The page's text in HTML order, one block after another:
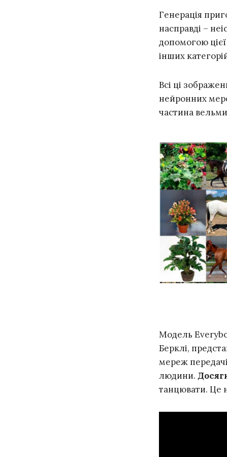
Генерація
насправді –
допомогою
інших
Всі ці
нейронних
частина
Модель
Берклі,
мереж
людини.
танцювати. Це